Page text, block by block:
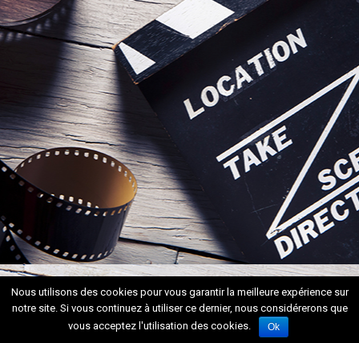
Nous utilisons des cookies pour vous garantir la meilleure expérience sur
notre site. Si vous continuez à utiliser ce dernier, nous considérerons que
vous acceptez l'utilisation des cookies.
Ok